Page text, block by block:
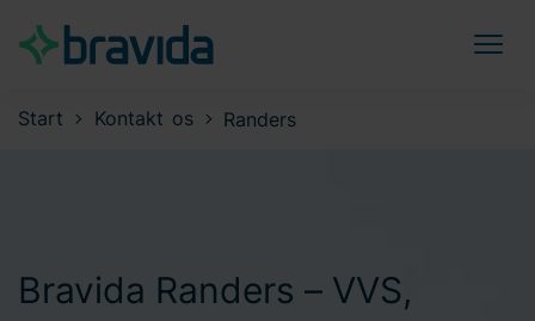
Start Kontakt os Randers
Bravida Randers – VVS,